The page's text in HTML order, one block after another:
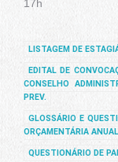
17h
LISTAGEM DE
EDITAL DE
CONSELHO
PREV.
GLOSSÁRIO E
ORÇAMENTÁRIA
QUESTIONÁRIO DE